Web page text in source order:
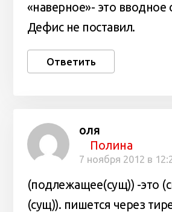
«наверное»- это вводное
Дефис не поставил.
Ответить
оля
Полина
7 ноября 2012 в
(подлежащее(сущ)) -это
(сущ)). пишется через